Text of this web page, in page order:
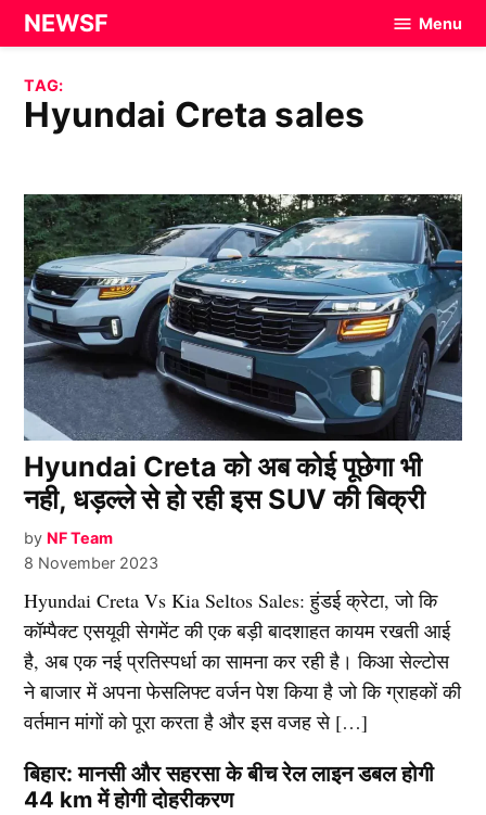
Skip
to
content
NEWSF Menu
TAG:
Hyundai Creta sales
Hyundai Creta को अब कोई पूछेगा भी
नही, धड़ल्ले से हो रही इस SUV की बिक्री
by NF Team
8 November 2023
Hyundai Creta Vs Kia Seltos Sales: हुंडई क्रेटा, जो कि
कॉम्पैक्ट एसयूवी सेगमेंट की एक बड़ी बादशाहत कायम रखती आई
है, अब एक नई प्रतिस्पर्धा का सामना कर रही है। किआ सेल्टोस
ने बाजार में अपना फेसलिफ्ट वर्जन पेश किया है जो कि ग्राहकों की
वर्तमान मांगों को पूरा करता है और इस वजह से […]
बिहार: मानसी और सहरसा के बीच रेल लाइन डबल होगी
44 km में होगी दोहरीकरण